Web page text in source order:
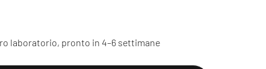
laboratorio, pronto in 4–6 settimane